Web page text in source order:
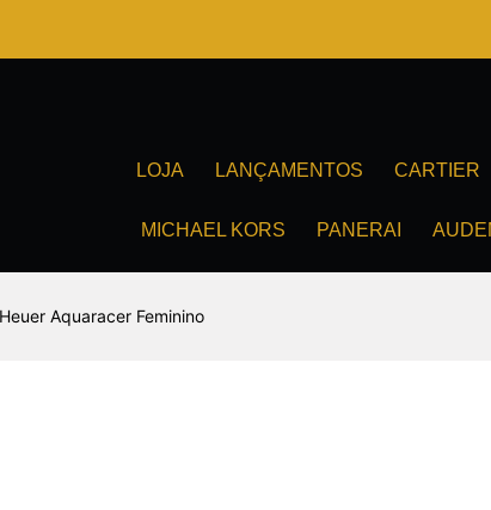
LOJA LANÇAMENTOS CARTIER
MICHAEL KORS PANERAI
Aquaracer Feminino